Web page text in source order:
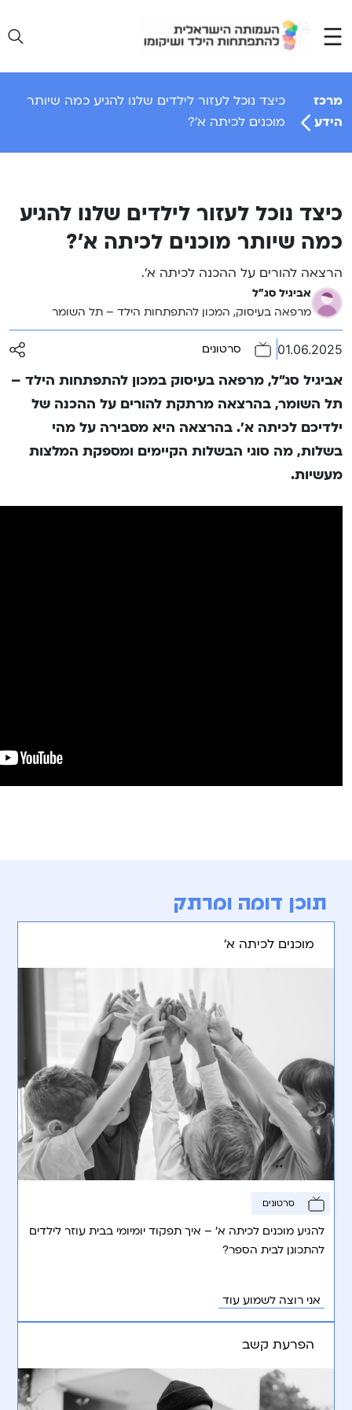
content
מרכז
הידע
כיצד נוכל לעזור לילדים שלנו להגיע כמה שיותר
מוכנים לכיתה א’?
כיצד נוכל לעזור לילדים שלנו להגיע
כמה שיותר מוכנים לכיתה א’?
הרצאה להורים על ההכנה לכיתה א’.
אביגיל סג"ל
מרפאה בעיסוק, המכון להתפתחות הילד – תל השומר
01.06.2025 סרטונים
אביגיל סג”ל, מרפאה בעיסוק במכון להתפתחות הילד –
תל השומר, בהרצאה מרתקת להורים על ההכנה של
ילדיכם לכיתה א’. בהרצאה היא מסבירה על מהי
בשלות, מה סוגי הבשלות הקיימים ומספקת המלצות
מעשיות.
תוכן דומה ומרתק
מוכנים לכיתה א’
סרטונים
להגיע מוכנים לכיתה א’ – איך תפקוד יומיומי בבית עוזר לילדים
להתכונן לבית הספר?
אני רוצה לשמוע עוד
הפרעת קשב